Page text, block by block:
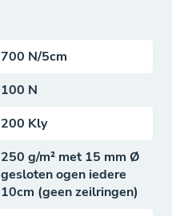
700 N/5cm
100 N
200 Kly
250 g/m² met 15 mm Ø
gesloten ogen iedere
10cm (geen zeilringen)